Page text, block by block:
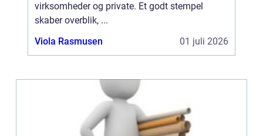
virksomheder og private. Et godt stempel
skaber overblik, ...
Viola Rasmusen
01 juli 2026